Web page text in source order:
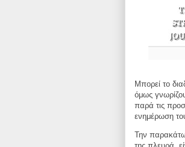
Μπορεί το
όμως
παρά τις
ενημέρωση
Την παρακάτω